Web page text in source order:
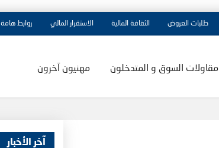
طلبات العروض الثقافة المالية الاستقرار المالي روابط هامة
مقاولات السوق و المتدخلون مهنيون آخرون
آخر الأخبار